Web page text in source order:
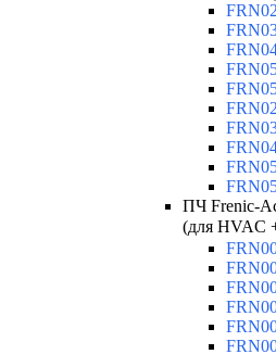
ПЧ Frenic-
(для HVAC